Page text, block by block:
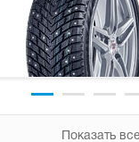
Показать